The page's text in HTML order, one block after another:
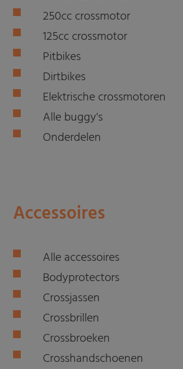
250cc crossmotor
125cc crossmotor
Pitbikes
Dirtbikes
Elektrische crossmotoren
Alle buggy's
Onderdelen
Accessoires
Alle accessoires
Bodyprotectors
Crossjassen
Crossbrillen
Crossbroeken
Crosshandschoenen